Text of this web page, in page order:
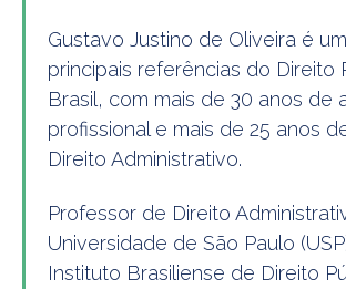
Gustavo Justino de Oliveira é
principais referências do Direito
Brasil, com mais de 30 anos de
profissional e mais de 25 anos
Direito Administrativo.
Professor de Direito
Universidade de São Paulo
Instituto Brasiliense de Direito